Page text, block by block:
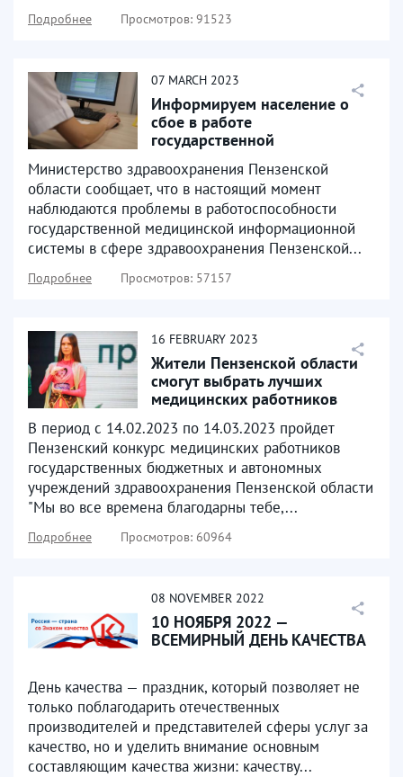
Подробнее Просмотров: 91523
07 MARCH 2023
Информируем население о
сбое в работе
государственной
информационной системы в...
Министерство здравоохранения Пензенской
области сообщает, что в настоящий момент
наблюдаются проблемы в работоспособности
государственной медицинской информационной
системы в сфере здравоохранения Пензенской...
Подробнее Просмотров: 57157
16 FEBRUARY 2023
Жители Пензенской области
смогут выбрать лучших
медицинских работников
В период с 14.02.2023 по 14.03.2023 пройдет
Пензенский конкурс медицинских работников
государственных бюджетных и автономных
учреждений здравоохранения Пензенской области
"Мы во все времена благодарны тебе,...
Подробнее Просмотров: 60964
08 NOVEMBER 2022
10 НОЯБРЯ 2022 —
ВСЕМИРНЫЙ ДЕНЬ КАЧЕСТВА
День качества — праздник, который позволяет не
только поблагодарить отечественных
производителей и представителей сферы услуг за
качество, но и уделить внимание основным
составляющим качества жизни: качеству...